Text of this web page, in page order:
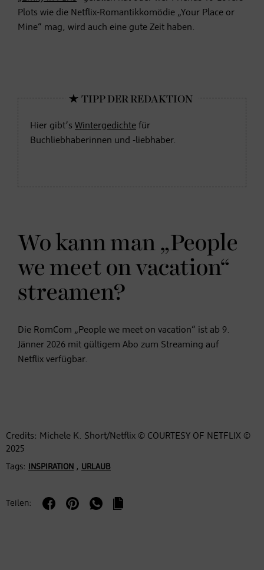
Plots wie die Netflix-Romantikkomödie „Your Place or
Mine“ mag, wird auch eine gute Zeit haben.
Hier gibt’s Wintergedichte für
Buchliebhaberinnen und -liebhaber.
Wo kann man „People
we meet on vacation“
streamen?
Die RomCom „People we meet on vacation“ ist ab 9.
Jänner 2026 mit gültigem Abo zum Streaming auf
Netflix verfügbar.
Credits: Michele K. Short/Netflix © COURTESY OF NETFLIX ©
2025
Tags: INSPIRATION , URLAUB
Teilen: